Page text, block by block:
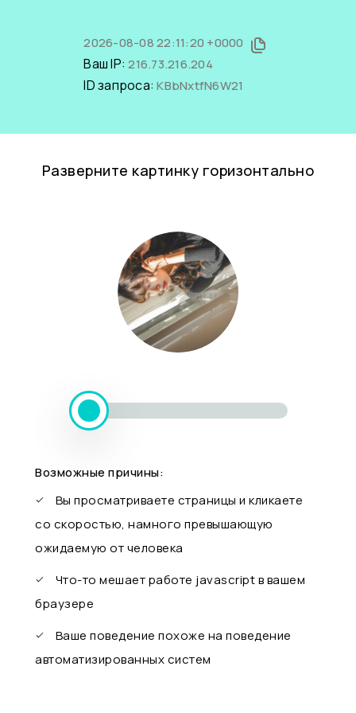
2026-08-08 22:11:20 +0000
Ваш IP:216.73.216.204
ID запроса:KBbNxtfN6W21
Разверните картинку горизонтально
Возможные причины:
Вы просматриваете страницы и кликаете
со скоростью, намного превышающую
ожидаемую от человека
Что-то мешает работе javascript в вашем
браузере
Ваше поведение похоже на поведение
автоматизированных систем